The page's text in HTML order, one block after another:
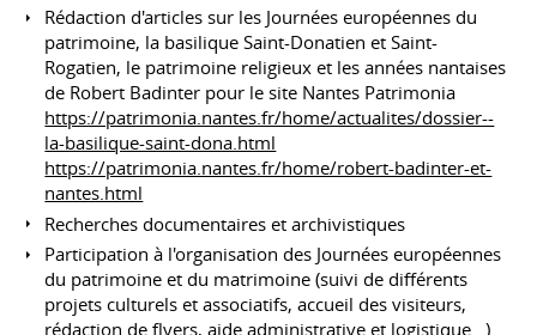
Rédaction d'articles sur les Journées européennes du
patrimoine, la basilique Saint-Donatien et Saint-
Rogatien, le patrimoine religieux et les années nantaises
de Robert Badinter pour le site Nantes Patrimonia
https://patrimonia.nantes.fr/home/actualites/dossier--
la-basilique-saint-dona.html
https://patrimonia.nantes.fr/home/robert-badinter-et-
nantes.html
Recherches documentaires et archivistiques
Participation à l'organisation des Journées européennes
du patrimoine et du matrimoine (suivi de différents
projets culturels et associatifs, accueil des visiteurs,
rédaction de flyers, aide administrative et logistique...)